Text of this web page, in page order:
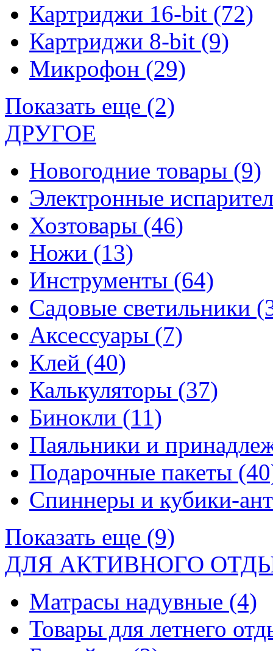
Картриджи 16-bit (72)
Картриджи 8-bit (9)
Микрофон (29)
Показать еще (2)
ДРУГОЕ
Новогодние товары (9)
Электронные
Хозтовары (46)
Ножи (13)
Инструменты (64)
Садовые светильники
Аксессуары (7)
Клей (40)
Калькуляторы (37)
Бинокли (11)
Паяльники и
Подарочные пакеты
Спиннеры и кубики-
Показать еще (9)
ДЛЯ АКТИВНОГО
Матрасы надувные (4)
Товары для летнего